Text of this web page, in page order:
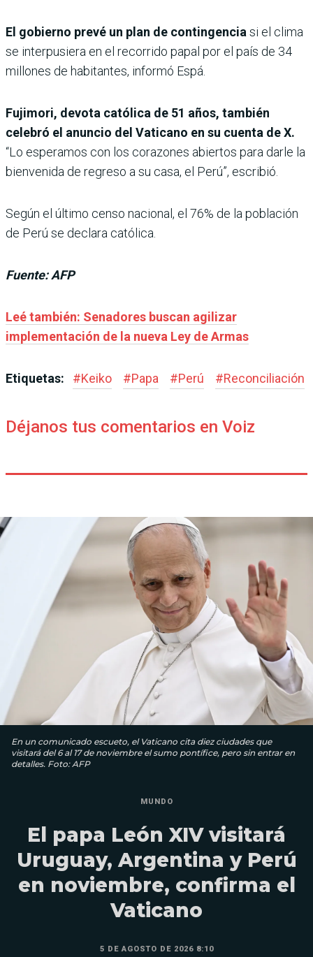
El gobierno prevé un plan de contingencia si el clima
se interpusiera en el recorrido papal por el país de 34
millones de habitantes, informó Espá.
Fujimori, devota católica de 51 años, también
celebró el anuncio del Vaticano en su cuenta de X.
“Lo esperamos con los corazones abiertos para darle la
bienvenida de regreso a su casa, el Perú”, escribió.
Según el último censo nacional, el 76% de la población
de Perú se declara católica.
Fuente: AFP
Leé también: Senadores buscan agilizar
implementación de la nueva Ley de Armas
Etiquetas: #Keiko #Papa #Perú #Reconciliación
Déjanos tus comentarios en Voiz
En un comunicado escueto, el Vaticano cita diez ciudades que
visitará del 6 al 17 de noviembre el sumo pontífice, pero sin entrar en
detalles. Foto: AFP
MUNDO
El papa León XIV visitará
Uruguay, Argentina y Perú
en noviembre, confirma el
Vaticano
5 DE AGOSTO DE 2026 8:10